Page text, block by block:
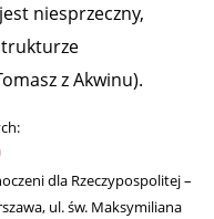
niesprzeczny,
z Akwinu).
dla Rzeczypospolitej –
ul. św. Maksymiliana